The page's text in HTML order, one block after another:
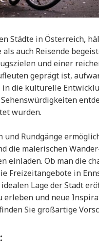
Städte in Österreich,
auch Reisende
und einer
geprägt ist,
die kulturelle
wurden.
Rundgänge
die malerischen
einladen. Ob man die
Freizeitangebote in
Lage der Stadt
und neue
Sie großartige